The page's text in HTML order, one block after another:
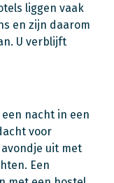
liggen vaak
en zijn daarom
U verblijft
nacht in een
voor
uit met
Een